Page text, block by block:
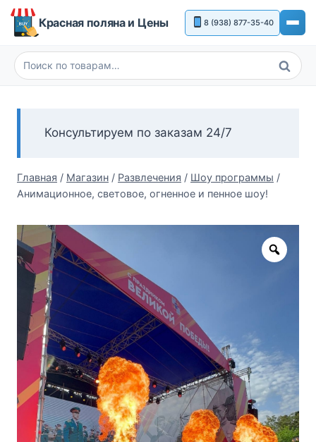
Перейти
Красная поляна и Цены 8 (938) 877-35-40
Искать:
Поиск
Консультируем по заказам 24/7
Главная / Магазин / Развлечения / Шоу программы /
Анимационное, световое, огненное и пенное шоу!
Zoom